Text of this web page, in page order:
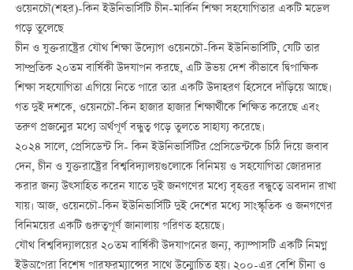
ওয়েনচৌ(শহর)-কিন ইউনিভার্সিটি চীন-মার্কিন শিক্ষা সহযোগিতার একটি মডেল
গড়ে তুলেছে
চীন ও যুক্তরাষ্ট্রের যৌথ শিক্ষা উদ্যোগ ওয়েনচৌ-কিন ইউনিভার্সিটি, যেটি তার
সাম্প্রতিক ২০তম বার্ষিকী উদযাপন করছে, এটি উভয় দেশ কীভাবে দ্বিপাক্ষিক
শিক্ষা সহযোগিতা এগিয়ে নিতে পারে তার একটি উদাহরণ হিসেবে দাঁড়িয়ে আছে।
গত দুই দশকে, ওয়েনচৌ-কিন হাজার হাজার শিক্ষার্থীকে শিক্ষিত করেছে এবং
তরুণ প্রজন্মের মধ্যে অর্থপূর্ণ বন্ধুত্ব গড়ে তুলতে সাহায্য করেছে।
২০২৪ সালে, প্রেসিডেন্ট সি- কিন ইউনিভার্সিটির প্রেসিডেন্টকে চিঠি দিয়ে জবাব
দেন, চীন ও যুক্তরাষ্ট্রের বিশ্ববিদ্যালয়গুলোকে বিনিময় ও সহযোগিতা জোরদার
করার জন্য উত্সাহিত করেন যাতে দুই জনগণের মধ্যে বৃহত্তর বন্ধুত্বে অবদান রাখা
যায়। আজ, ওয়েনচৌ-কিন ইউনিভার্সিটি দুই দেশের মধ্যে সাংস্কৃতিক ও জনগণের
বিনিময়ের একটি গুরুত্বপূর্ণ জানালায় পরিণত হয়েছে।
যৌথ বিশ্ববিদ্যালয়ের ২০তম বার্ষিকী উদযাপনের জন্য, ক্যাম্পাসটি একটি নিমগ্ন
ইউঅপেরা বিশেষ পারফরম্যান্সের সাথে উন্মোচিত হয়। ২০০-এর বেশি চীনা ও